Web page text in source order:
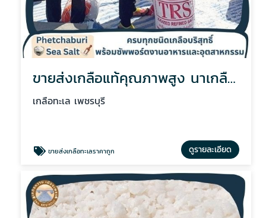
ขายส่งเกลือแท้คุณภาพสูง นาเกลือเพชรบุรี
เกลือทะเล เพชรบุรี
ขายส่งเกลือทะเลราคาถูก ดูรายละเอียด